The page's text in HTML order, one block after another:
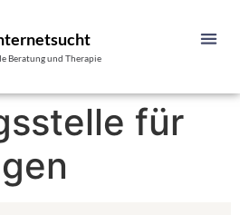
Beratung und Therapie
für